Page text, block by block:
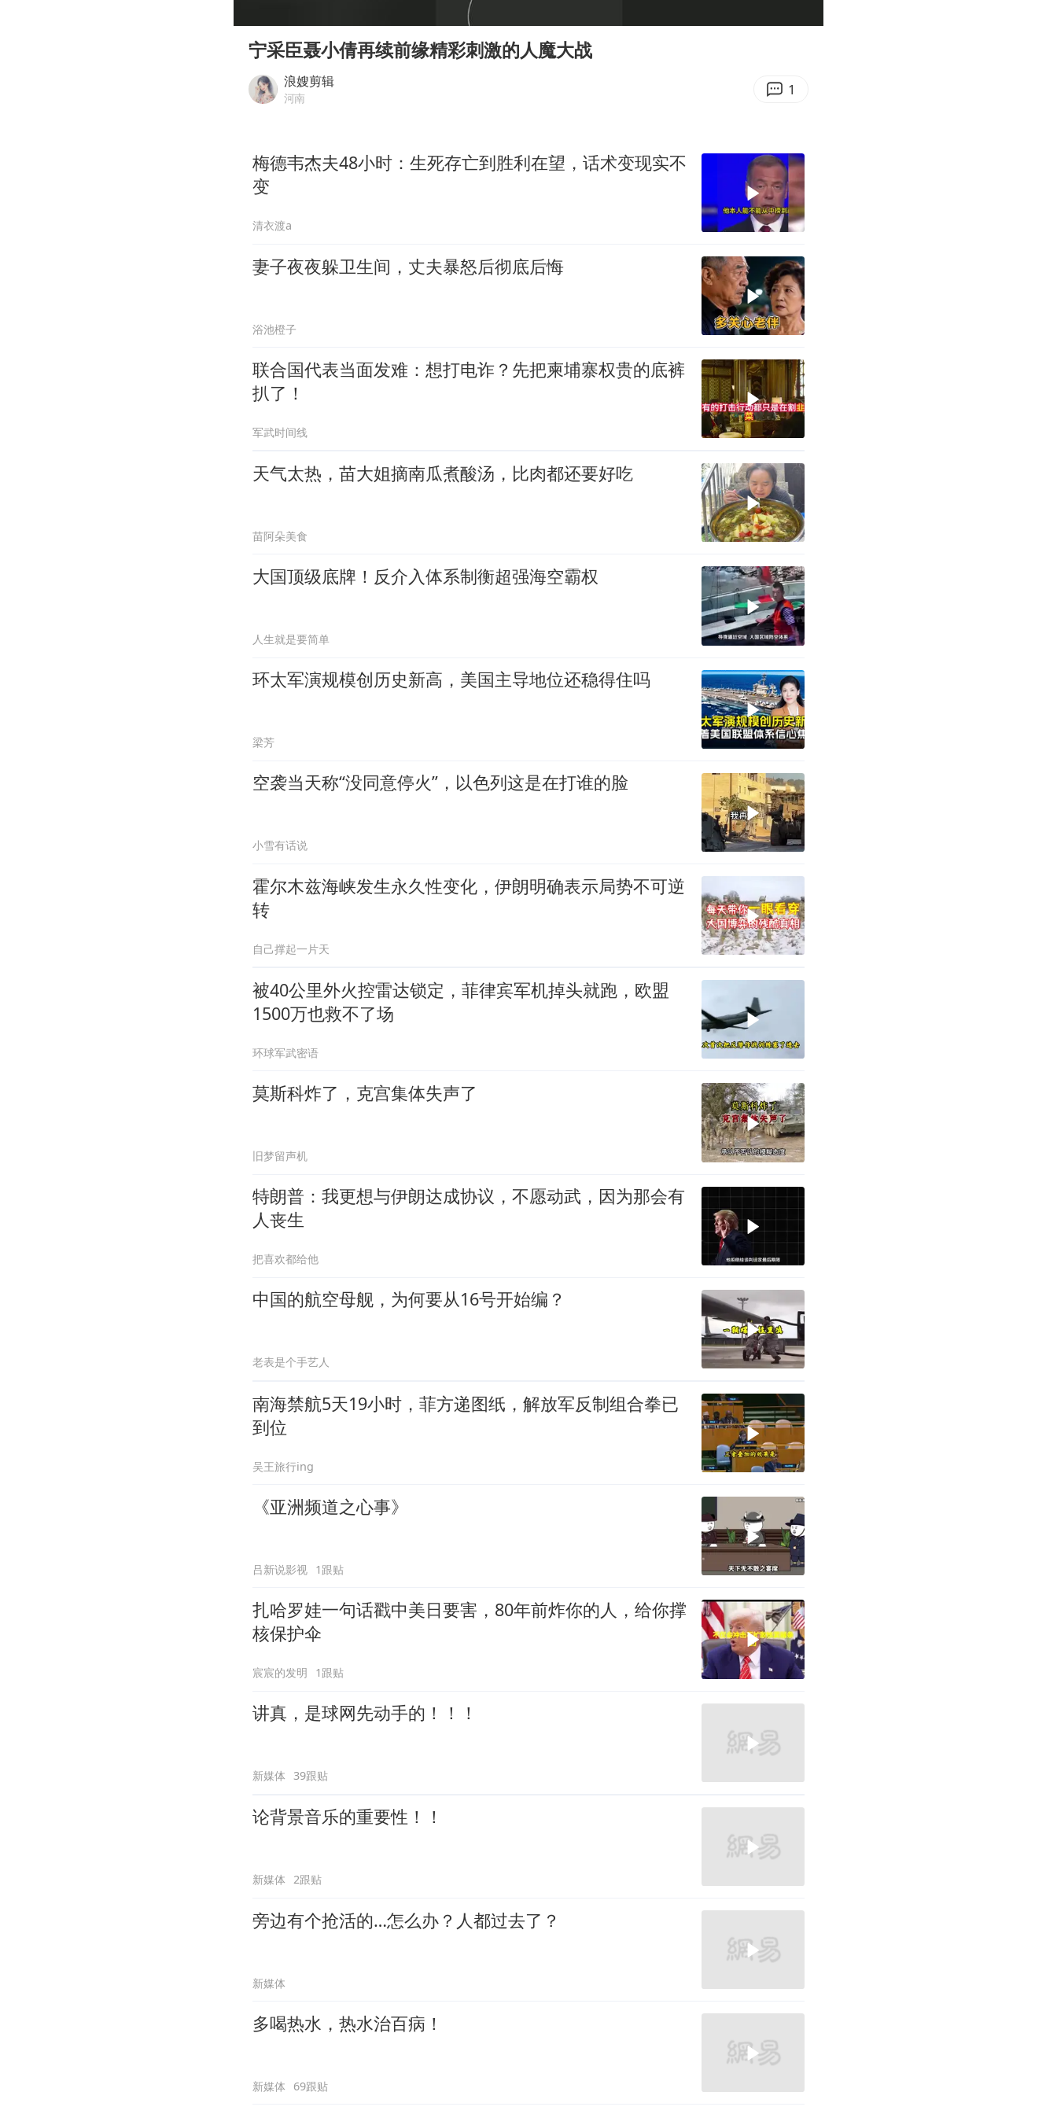
段绚竞因公牺牲 年仅44岁
日本广岛民众举行游行反对政府行径
女子开一天一夜空调后二氧化碳中毒
宁采臣聂小倩再续前缘精彩刺激的人魔大战
浪嫂剪辑
河南 1
梅德韦杰夫48小时：生死存亡到胜利在望，话术变现实不
变
清衣渡a
妻子夜夜躲卫生间，丈夫暴怒后彻底后悔
浴池橙子
联合国代表当面发难：想打电诈？先把柬埔寨权贵的底裤
扒了！
军武时间线
天气太热，苗大姐摘南瓜煮酸汤，比肉都还要好吃
苗阿朵美食
大国顶级底牌！反介入体系制衡超强海空霸权
人生就是要简单
环太军演规模创历史新高，美国主导地位还稳得住吗
梁芳
空袭当天称“没同意停火”，以色列这是在打谁的脸
小雪有话说
霍尔木兹海峡发生永久性变化，伊朗明确表示局势不可逆
转
自己撑起一片天
被40公里外火控雷达锁定，菲律宾军机掉头就跑，欧盟
1500万也救不了场
环球军武密语
莫斯科炸了，克宫集体失声了
旧梦留声机
特朗普：我更想与伊朗达成协议，不愿动武，因为那会有
人丧生
把喜欢都给他
中国的航空母舰，为何要从16号开始编？
老表是个手艺人
南海禁航5天19小时，菲方递图纸，解放军反制组合拳已
到位
吴王旅行ing
《亚洲频道之心事》
吕新说影视 1跟贴
扎哈罗娃一句话戳中美日要害，80年前炸你的人，给你撑
核保护伞
宸宸的发明 1跟贴
讲真，是球网先动手的！！！
新媒体 39跟贴
论背景音乐的重要性！！
新媒体 2跟贴
旁边有个抢活的…怎么办？人都过去了？
新媒体
多喝热水，热水治百病！
新媒体 69跟贴